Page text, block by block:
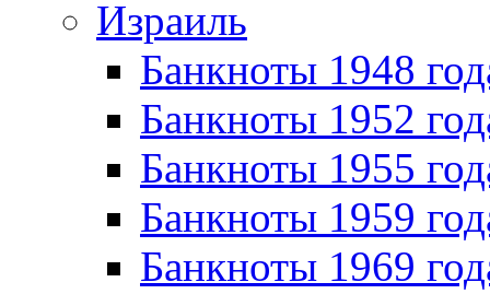
Израиль
Банкноты 1948
Банкноты 1952
Банкноты 1955
Банкноты 1959
Банкноты 1969